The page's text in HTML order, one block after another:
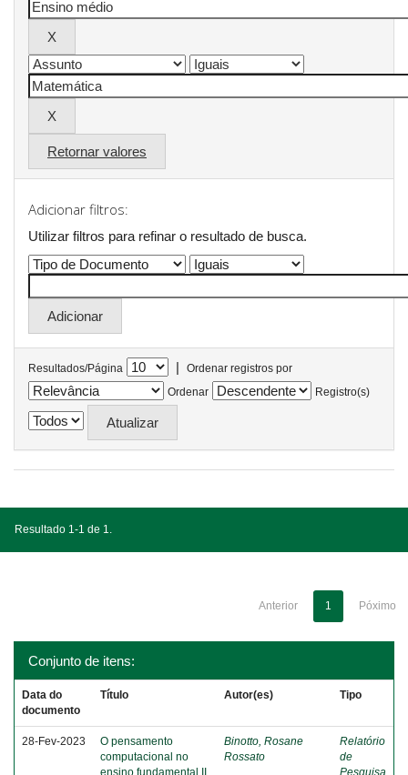
Retornar valores
Adicionar filtros:
Utilizar filtros para refinar o resultado de busca.
Resultados/Página |
Ordenar registros por
Ordenar
Registro(s)
Resultado 1-1 de 1.
Anterior 1 Póximo
Conjunto de itens:
Data do
documento
Título Autor(es) Tipo
28-Fev-2023
O pensamento
computacional no
ensino fundamental II
Binotto, Rosane
Rossato
Relatório
de
Pesquisa